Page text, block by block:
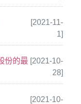
[2021-11-
1]
份的最 [2021-10-
28]
[2021-10-